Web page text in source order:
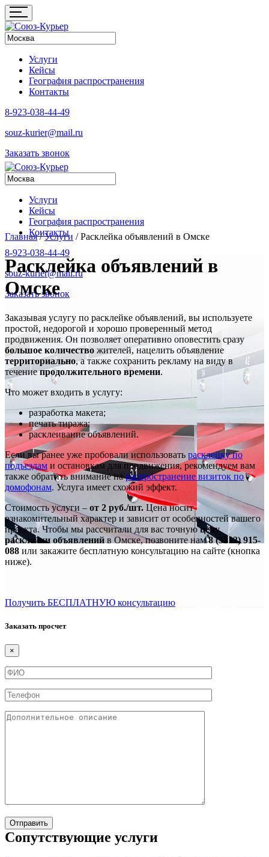
Услуги
Кейсы
География распространения
Контакты
8-923-038-44-49
souz-kurier@mail.ru
Заказать звонок
Услуги
Кейсы
География распространения
Контакты
8-923-038-44-49
souz-kurier@mail.ru
Заказать звонок
Главная/Услуги /Расклейка объявлений в Омске
Расклейка объявлений в
Омске
Заказывая услугу по расклейке объявлений, вы используете
простой, недорогой и хорошо проверенный метод
продвижения. Он позволяет оперативно оповестить сразу
большое количество жителей, нацелить объявление
территориально, а также сохранить рекламу на виду в
течениепродолжительного времени.
Что может входить в услугу:
разработка макета;
печать тиража;
расклеивание объявлений.
Если вы ранее уже пробовали использовать расклейку по
подъездам и остановкам для продвижения, рекомендуем вам
также обратить внимание нараспространение визиток по
домофонам. Услуга имеет схожий эффект.
Стоимость услуги – от 2 руб./шт. Цена носит
ознакомительный характер и зависит от особенностей вашего
проекта. Чтобы мы рассчитали для вас точнуюцену
расклейки объявлений в Омске, позвоните нам8 (3812) 915-
088 или закажите бесплатную консультацию на сайте (кнопка
ниже).
Получить БЕСПЛАТНУЮ консультацию
Заказать просчет
×
Cопутствующие услуги